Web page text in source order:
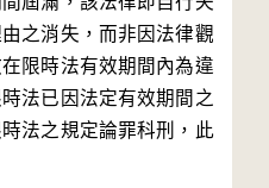
之消失，而非因法律觀
限時法有效期間內為違
法已因法定有效期間之
法之規定論罪科刑，此